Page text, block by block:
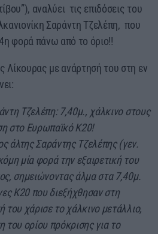
αναλύει τις επιδόσεις του
Σαράντη Τζελέπη, που
φορά πάνω από το όριο!!
Λίκουρας με ανάρτησή του στη εν
Τζελέπη: 7,40μ., χάλκινο στους
στο Ευρωπαϊκό Κ20!
άλτης Σαράντης Τζελέπης (γεν.
μία φορά την εξαιρετική του
σημειώνοντας άλμα στα 7,40μ.
Κ20 που διεξήχθησαν στη
του χάρισε το χάλκινο μετάλλιο,
του ορίου πρόκρισης για το